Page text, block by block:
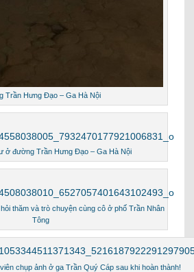
Trần Hưng Đạo – Ga Hà Nội
ở đường Trần Hưng Đạo – Ga Hà Nội
thăm và trò chuyện cùng cô ở phố Trần Nhân
Tông
chụp ảnh ở ga Trần Quý Cáp sau khi hoàn thành!